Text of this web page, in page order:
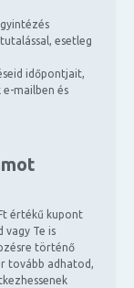
esetleg
időpontjait,
mailben és
értékű kupont
vagy Te is
történő
tovább adhatod,